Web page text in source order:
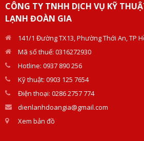
CÔNG TY TNHH DỊCH VỤ KỸ
LẠNH ĐOÀN GIA
141/1 Đường TX13, Phường Thới An, TP
Mã số thuế: 0316272930
Hotline: 0937 890 256
Kỹ thuật: 0903 125 7654
Điện thoại: 0286 2757 774
dienlanhdoangia@gmail.com
Xem bản đồ